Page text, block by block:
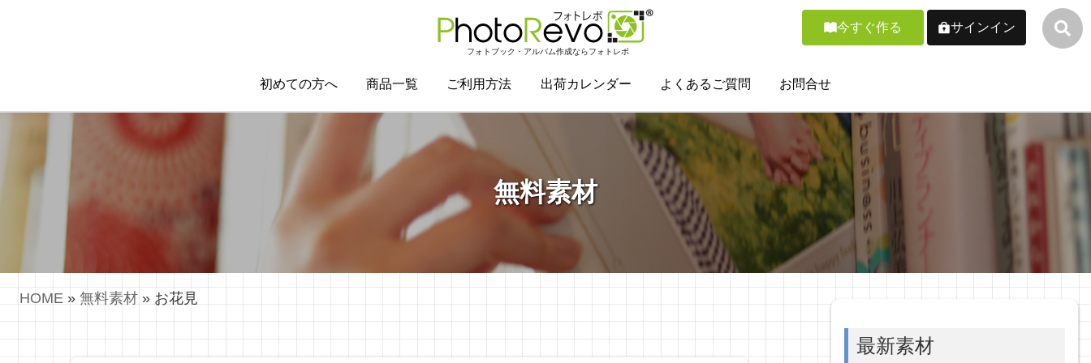
フォトブック・アルバム作成ならフォトレボ
今すぐ作る サインイン
初めての方へ 商品一覧 ご利用方法 出荷カレンダー よくあるご質問 お問合せ
無料素材
HOME » 無料素材 » お花見
最新素材